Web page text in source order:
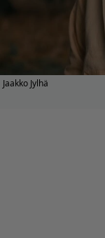
Jaakko Jylhä